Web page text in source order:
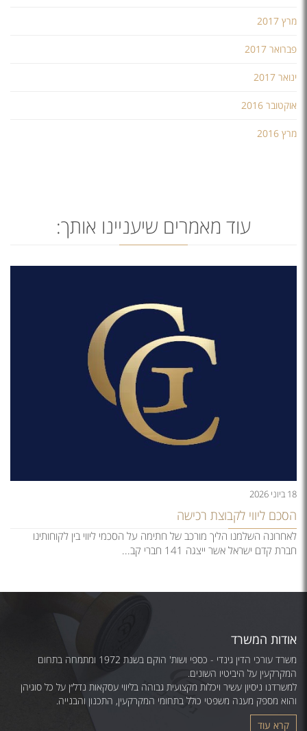
מרץ 2017
פברואר 2017
ינואר 2017
אוקטובר 2016
מרץ 2016
עוד מאמרים שיעניינו אותך:
18 ביוני 2026
הסכם ליווי לקבוצת רכישה
לאחרונה השלמנו הליך מורכב של חתימה על הסכמי ליווי בין לקוחותינו
חברת קדם ישראל אשר ייצגה 141 חברי קב...
אודות המשרד
משרד עורכי הדין גינדי - כספי ושות' הוקם בשנת 1972 ומתמחה בתחום
המקרקעין על היביטיו השונים.
למשרדנו ניסיון עשיר ויכלות מקצועית גבוהה בליווי עסקאות נדל״ן על כל סוגיהן
והוא מספק מענה משפטי כולל בתחומי המקרקעין, התכנון והבנייה.
קרא עוד